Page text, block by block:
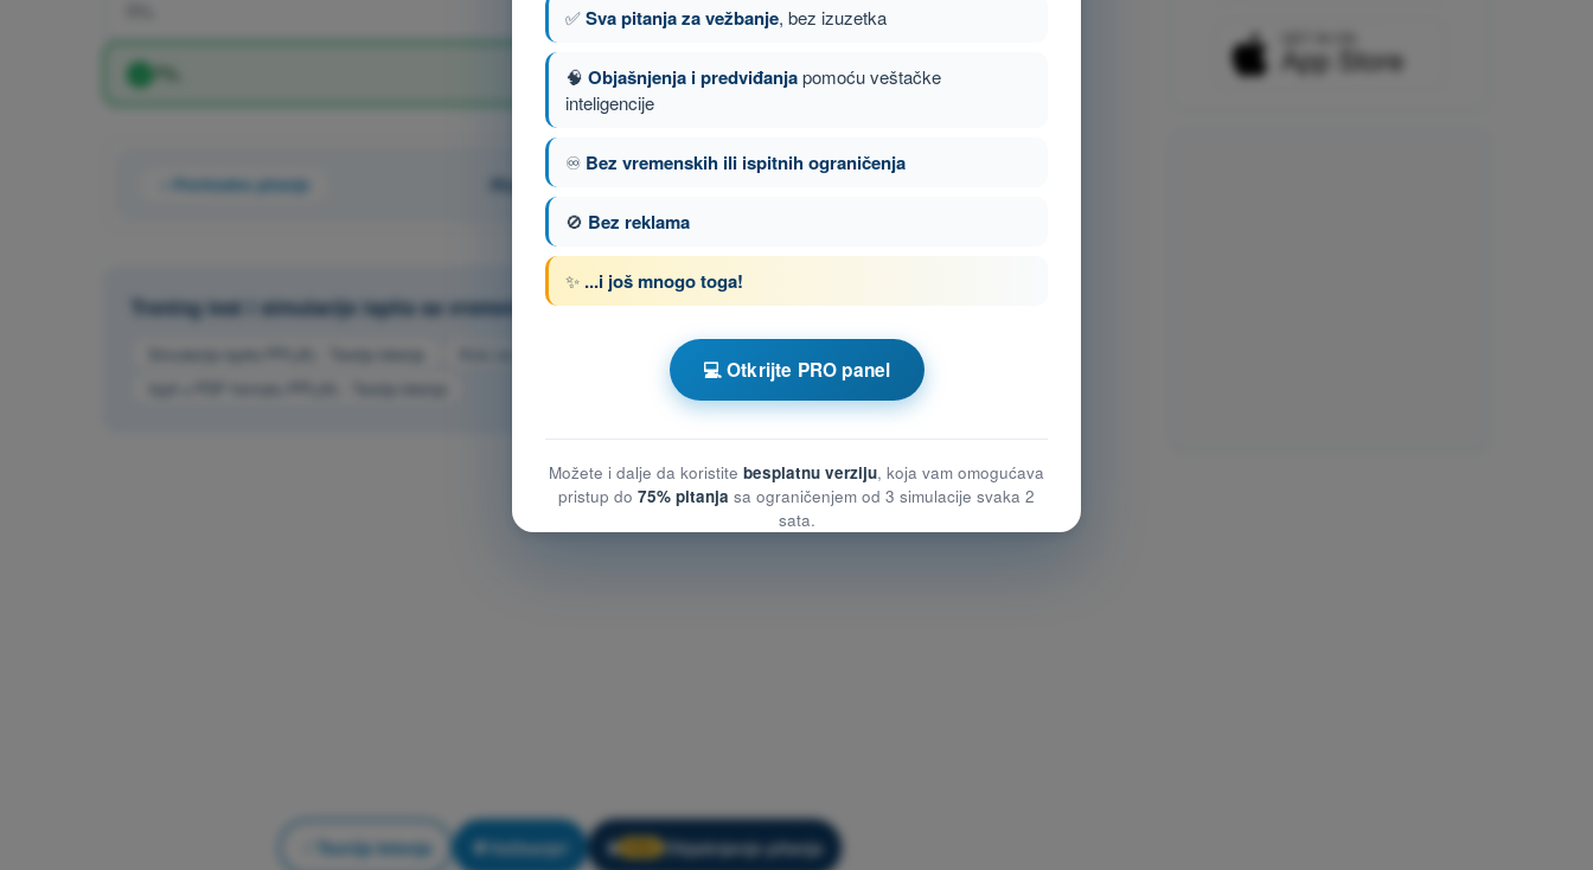
7%.
Prethodno pitanje Pitanje 102 od 149
Trening test i simulacije ispita sa vremenom PPL(A) - Dozvola Privatnog Pilota (Avioni)
Kviz za vežbanje PPL(A) - Teorija letenja
Teorija letenja Vežbanje! 🔒 Objašnjenje pitanja
✅Sva pitanja za vežbanje, bez izuzetka
🧠 Objašnjenja i predviđanjapomoću veštačke
inteligencije
♾️ Bez vremenskih ili ispitnih ograničenja
🚫 Bez reklama
✨ ...i još mnogo toga!
💻 Otkrijte PRO panel
Možete i dalje da koristite besplatnu verziju, koja vam omogućava
pristup do 75% pitanja sa ograničenjem od 3 simulacije svaka 2
sata.